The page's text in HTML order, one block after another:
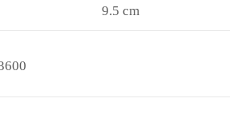
9.5 cm